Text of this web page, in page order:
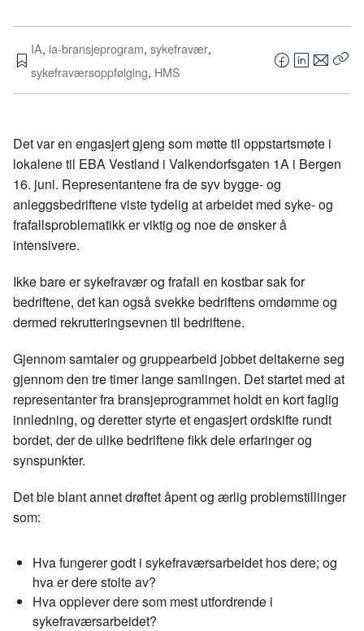
IA, ia-bransjeprogram, sykefravær,
sykefraværsoppfølging, HMS
F
b
o
o
k
L
e
d
n
E
s
t
Det var en engasjert gjeng som møtte til oppstartsmøte i
lokalene til EBA Vestland i Valkendorfsgaten 1A i Bergen
16. juni. Representantene fra de syv bygge- og
anleggsbedriftene viste tydelig at arbeidet med syke- og
frafallsproblematikk er viktig og noe de ønsker å
intensivere.
Ikke bare er sykefravær og frafall en kostbar sak for
bedriftene, det kan også svekke bedriftens omdømme og
dermed rekrutteringsevnen til bedriftene.
Gjennom samtaler og gruppearbeid jobbet deltakerne seg
gjennom den tre timer lange samlingen. Det startet med at
representanter fra bransjeprogrammet holdt en kort faglig
innledning, og deretter styrte et engasjert ordskifte rundt
bordet, der de ulike bedriftene fikk dele erfaringer og
synspunkter.
Det ble blant annet drøftet åpent og ærlig problemstillinger
som:
Hva fungerer godt i sykefraværsarbeidet hos dere; og
hva er dere stolte av?
Hva opplever dere som mest utfordrende i
sykefraværsarbeidet?